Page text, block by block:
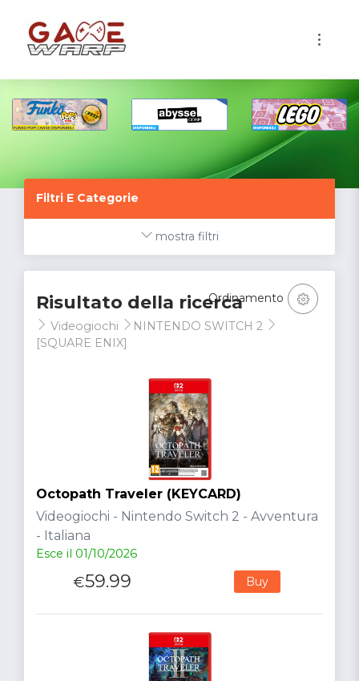
Filtri E Categorie
mostra filtri
Risultato della ricerca
Videogiochi
NINTENDO SWITCH 2
[SQUARE ENIX]
Ordinamento
Octopath Traveler (KEYCARD)
Videogiochi - Nintendo Switch 2 - Avventura
- Italiana
Esce il 01/10/2026
€59.99 Buy